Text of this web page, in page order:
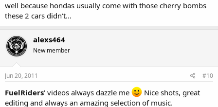
well because hondas usually come with those cherry bombs
these 2 cars didn't...
alexs464
New member
Jun 20, 2011 #10
FuelRiders' videos always dazzle me
Nice shots, great
editing and always an amazing selection of music.